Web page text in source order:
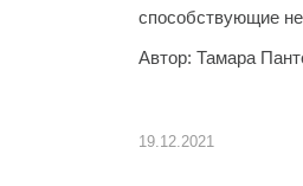
способствующие
Автор: Тамара
19.12.2021